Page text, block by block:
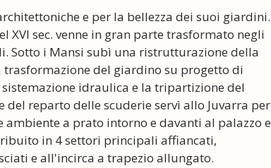
e per la bellezza dei suoi giardini.
sec. venne in gran parte trasformato negli
Sotto i Mansi subì una ristrutturazione della
del giardino su progetto di
idraulica e la tripartizione del
reparto delle scuderie servì allo Juvarra per
a prato intorno e davanti al palazzo e
in 4 settori principali affiancati,
e all'incirca a trapezio allungato.